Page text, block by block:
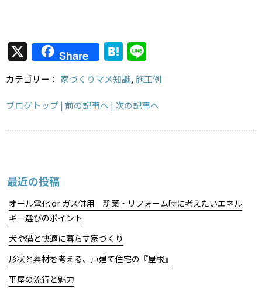
X Share H
at
e
n
a
n
e
カテゴリー： 家づくりマメ知識, 施工例
ブログトップ| 前の記事へ | 次の記事へ
最近の投稿
オール電化 or ガス併用 新築・リフォーム時に考えたいエネル
ギー選びのポイント
犬や猫と快適に暮らす家づくり
形状と素材を考える、戸建て住宅の『屋根』
平屋の流行と魅力